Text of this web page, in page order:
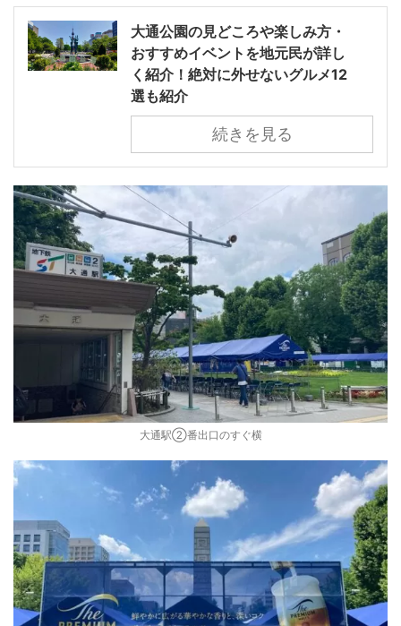
大通公園の見どころや楽しみ方・
おすすめイベントを地元民が詳し
く紹介！絶対に外せないグルメ12
選も紹介
続きを見る
大通駅②番出口のすぐ横